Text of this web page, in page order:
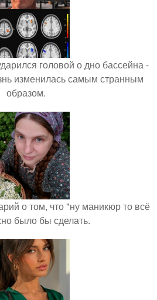
головой о дно бассейна -
изменилась самым странным
образом.
о том, что "ну маникюр то всё
было бы сделать.